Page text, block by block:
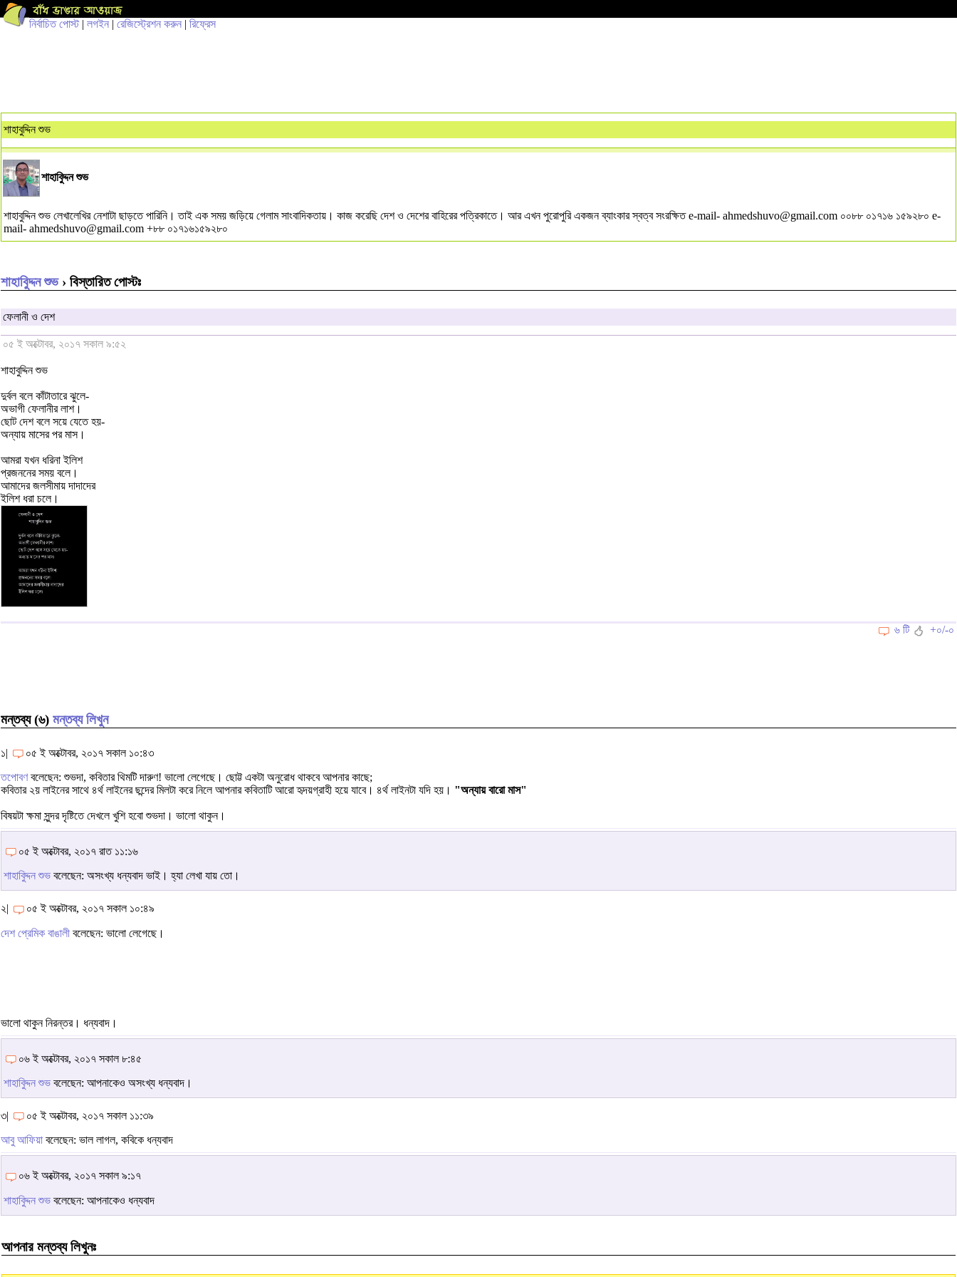
নির্বাচিত পোস্ট| লগইন | রেজিস্ট্রেশন করুন | রিফ্রেস
শাহাবুদ্দিন শুভ
শাহাবুিদ্দন শুভ
শাহাবুদ্দিন শুভ লেখালেখির নেশাটা ছাড়তে পারিনি। তাই এক সময় জড়িয়ে গেলাম সাংবাদিকতায়। কাজ করেছি দেশ ও দেশের বাহিরের পত্রিকাতে। আর এখন পুরোপুরি একজন ব্যাংকার স্বত্ব সংরক্ষিত e-mail- ahmedshuvo@gmail.com ০০৮৮ ০১৭১৬ ১৫৯২৮০ e-
mail- ahmedshuvo@gmail.com +৮৮ ০১৭১৬১৫৯২৮০
শাহাবুিদ্দন শুভ› বিস্তারিত পোস্টঃ
ফেলানী ও দেশ
০৫ ই অক্টোবর, ২০১৭ সকাল ৯:৫২
শাহাবুদ্দিন শুভ
দুর্বল বলে কাঁটাতারে ঝুলে-
অভাগী ফেলানীর লাশ।
ছোট দেশ বলে সয়ে যেতে হয়-
অন্যায় মাসের পর মাস।
আমরা যখন ধরিনা ইলিশ
প্রজননের সময় বলে।
আমাদের জলসীমায় দাদাদের
ইলিশ ধরা চলে।
৬ টি +০/-০
মন্তব্য (৬) মন্তব্য লিখুন
১| ০৫ ই অক্টোবর, ২০১৭ সকাল ১০:৪৩
তপোবণবলেছেন: শুভদা, কবিতার থিমটি দারুণ! ভালো লেগেছে। ছোট্ট একটা অনুরোধ থাকবে আপনার কাছে;
কবিতার ২য় লাইনের সাথে ৪র্থ লাইনের ছন্দের মিলটা করে নিলে আপনার কবিতাটি আরো হৃদয়গ্রাহী হয়ে যাবে। ৪র্থ লাইনটা যদি হয়। "অন্যায় বারো মাস"
বিষয়টা ক্ষমা সুন্দর দৃষ্টিতে দেখলে খুশি হবো শুভদা। ভালো থাকুন।
০৫ ই অক্টোবর, ২০১৭ রাত ১১:১৬
শাহাবুিদ্দন শুভ বলেছেন: অসংখ্য ধন্যবাদ ভাই। হ্যা লেখা যায় তো।
২| ০৫ ই অক্টোবর, ২০১৭ সকাল ১০:৪৯
দেশ প্রেমিক বাঙালী বলেছেন: ভালো লেগেছে।
ভালো থাকুন নিরন্তর। ধন্যবাদ।
০৬ ই অক্টোবর, ২০১৭ সকাল ৮:৪৫
শাহাবুিদ্দন শুভ বলেছেন: আপনাকেও অসংখ্য ধন্যবাদ।
৩| ০৫ ই অক্টোবর, ২০১৭ সকাল ১১:৩৯
আবু আফিয়া বলেছেন: ভাল লাগল, কবিকে ধন্যবাদ
০৬ ই অক্টোবর, ২০১৭ সকাল ৯:১৭
শাহাবুিদ্দন শুভ বলেছেন: আপনাকেও ধন্যবাদ
আপনার মন্তব্য লিখুনঃ